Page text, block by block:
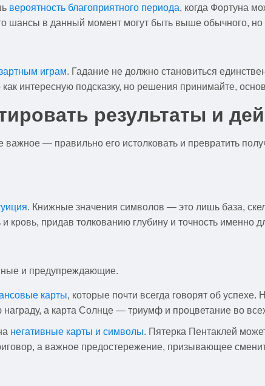
вероятность благоприятного периода, когда Фортуна
шансы в данный момент могут быть выше обычного, но
играм. Гадание не должно становиться
интересную подсказку, но решения принимайте,
результаты и
— правильно его истолковать и превратить
. Книжные значения символов — это лишь база,
и кровь, придав толкованию глубину и точность именно
и предупреждающие.
карты, которые почти всегда говорят об
а карта Солнце — триумф и процветание во
негативные карты и символы. Пятерка Пентаклей
а важное предостережение, призывающее